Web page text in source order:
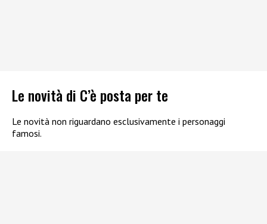
Le novità di C’è posta per te
Le novità non riguardano esclusivamente i personaggi
famosi.